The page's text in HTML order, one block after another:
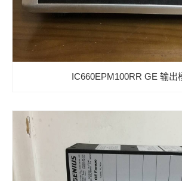
IC660EPM100RR GE 输出